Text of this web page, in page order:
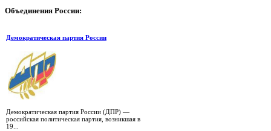
Объединения России:
Демократическая партия России
Демократическая партия России (ДПР) —
российская политическая партия, возникшая в
19...